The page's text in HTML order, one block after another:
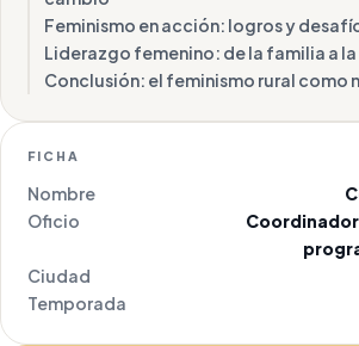
Feminismo en acción: logros y
Liderazgo femenino: de la familia a
Conclusión: el feminismo rural como
FICHA
Nombre
Oficio
Ciudad
Temporada